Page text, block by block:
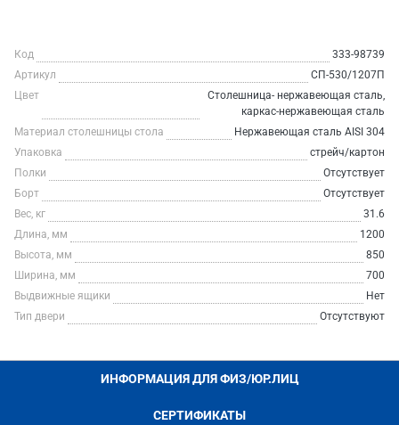
Код
333-98739
Артикул
СП-530/1207П
Цвет
Столешница- нержавеющая сталь,
каркас-нержавеющая сталь
Материал столешницы стола
Нержавеющая сталь AISI 304
Упаковка
стрейч/картон
Полки
Отсутствует
Борт
Отсутствует
Вес, кг
31.6
Длина, мм
1200
Высота, мм
850
Ширина, мм
700
Выдвижные ящики
Нет
Тип двери
Отсутствуют
ИНФОРМАЦИЯ ДЛЯ ФИЗ/ЮР.ЛИЦ
СЕРТИФИКАТЫ